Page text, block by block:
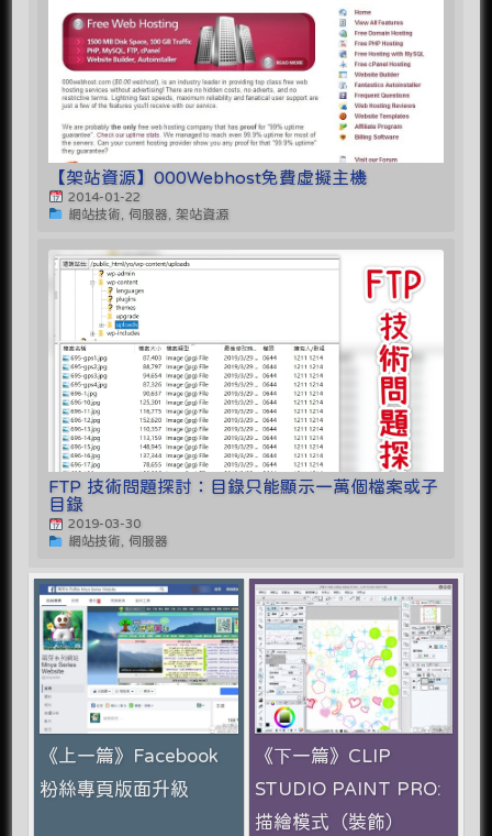
【架站資源】000Webhost免費虛擬主機
2014-01-22
網站技術, 伺服器, 架站資源
FTP 技術問題探討：目錄只能顯示一萬個檔案或子
目錄
2019-03-30
網站技術, 伺服器
《上一篇》Facebook
粉絲專頁版面升級
《下一篇》CLIP
STUDIO PAINT PRO:
描繪模式（裝飾）